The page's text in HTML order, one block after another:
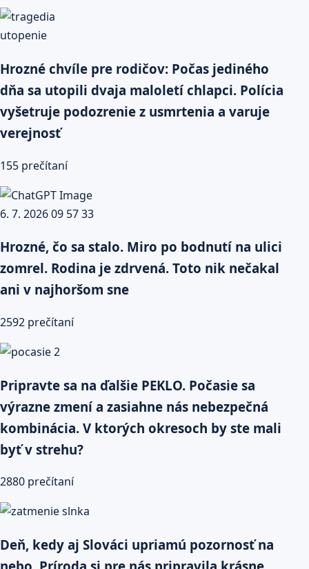
Hrozné chvíle pre rodičov: Počas jediného
dňa sa utopili dvaja maloletí chlapci. Polícia
vyšetruje podozrenie z usmrtenia a varuje
verejnosť
155 prečítaní
Hrozné, čo sa stalo. Miro po bodnutí na ulici
zomrel. Rodina je zdrvená. Toto nik nečakal
ani v najhoršom sne
2592 prečítaní
Pripravte sa na ďalšie PEKLO. Počasie sa
výrazne zmení a zasiahne nás nebezpečná
kombinácia. V ktorých okresoch by ste mali
byť v strehu?
2880 prečítaní
Deň, kedy aj Slováci upriamú pozornosť na